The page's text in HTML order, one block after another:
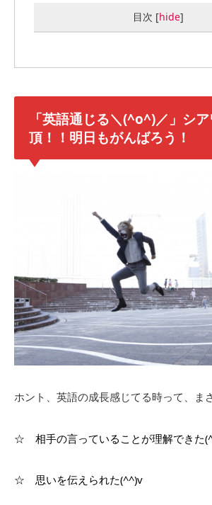
目次 [hide]
「英語通じる＼(^o^)／」シ
頂！！明日もがんばろう！
ホント、英語の成長感じてる時って、ま
☆ 相手の言っていることが理解できた
☆ 思いを伝えられた(^^)v